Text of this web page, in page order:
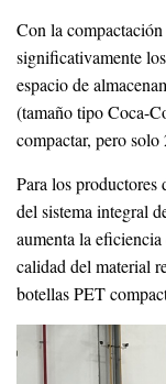
Con la
significativamente
espacio de
(tamaño tipo Coca-
compactar, pero solo
Para los productores
del sistema integral
aumenta la
calidad del material
botellas PET